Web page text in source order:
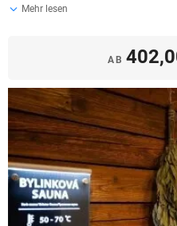
Mehr lesen
AB